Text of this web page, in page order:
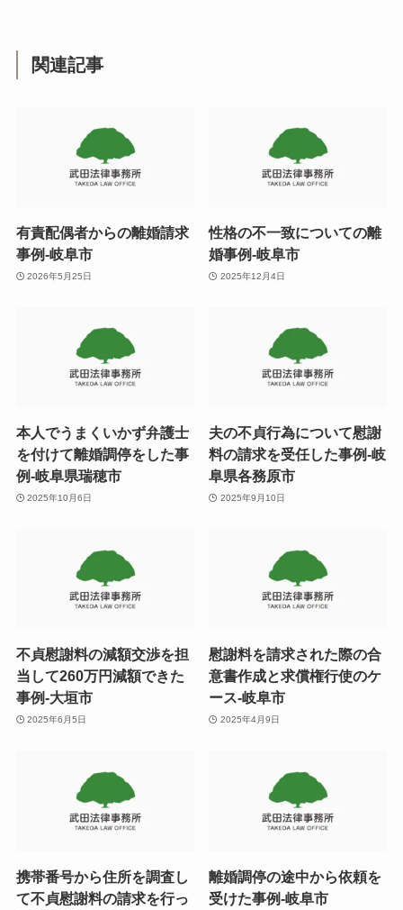
関連記事
有責配偶者からの離婚請求
事例-岐阜市
2026年5月25日
性格の不一致についての離
婚事例-岐阜市
2025年12月4日
本人でうまくいかず弁護士
を付けて離婚調停をした事
例-岐阜県瑞穂市
2025年10月6日
夫の不貞行為について慰謝
料の請求を受任した事例-岐
阜県各務原市
2025年9月10日
不貞慰謝料の減額交渉を担
当して260万円減額できた
事例-大垣市
2025年6月5日
慰謝料を請求された際の合
意書作成と求償権行使のケ
ース-岐阜市
2025年4月9日
携帯番号から住所を調査し
て不貞慰謝料の請求を行っ
離婚調停の途中から依頼を
受けた事例-岐阜市